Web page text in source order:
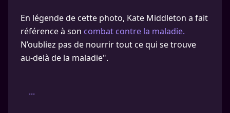
En légende de cette photo, Kate Middleton a fait
référence à son combat contre la maladie.
N’oubliez pas de nourrir tout ce qui se trouve
au-delà de la maladie".
...